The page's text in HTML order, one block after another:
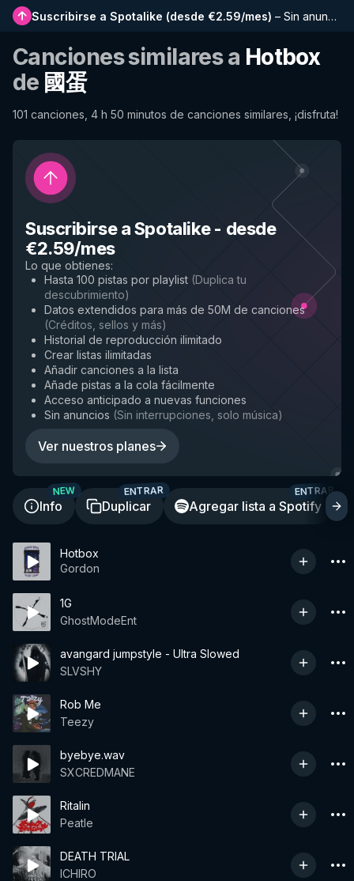
Suscribirse a Spotalike (desde €2.59/mes) – Sin anuncios, listas más largas, historial completo y acceso anticipado a nuevas funciones
Canciones similares a Hotbox
de 國蛋
101 canciones, 4 h 50 minutos de canciones similares, ¡disfruta!
Suscribirse a Spotalike- desde
€2.59/mes
Lo que obtienes:
Hasta 100 pistas por playlist (Duplica tu
descubrimiento)
Datos extendidos para más de 50M de canciones
(Créditos, sellos y más)
Historial de reproducción ilimitado
Crear listas ilimitadas
Añadir canciones a la lista
Añade pistas a la cola fácilmente
Acceso anticipado a nuevas funciones
Sin anuncios (Sin interrupciones, solo música)
Ver nuestros planes
Info
NEW
Duplicar
ENTRAR
Agregar lista a Spotify
ENTRAR
Hotbox
Gordon
1G
GhostModeEnt
avangard jumpstyle - Ultra Slowed
SLVSHY
Rob Me
Teezy
byebye.wav
SXCREDMANE
Ritalin
Peatle
DEATH TRIAL
ICHIRO